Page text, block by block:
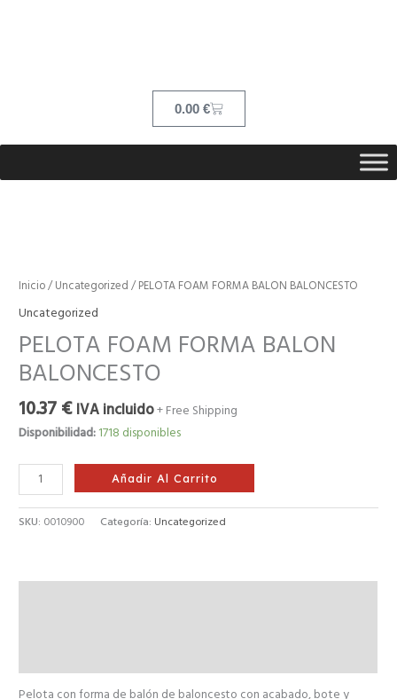
0.00 €Cart
Inicio/Uncategorized / PELOTA FOAM FORMA BALON BALONCESTO
Uncategorized
PELOTA FOAM FORMA BALON
BALONCESTO
10.37€ IVA incluido+ Free Shipping
Disponibilidad:1718 disponibles
FORMA
BALONCESTO
cantidad
Añadir Al Carrito
SKU: 0010900 Categoría: Uncategorized
Pelota con forma de balón de baloncesto con acabado, bote y